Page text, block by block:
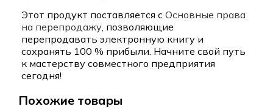
Этот продукт поставляется с Основные права
на перепродажу, позволяющие
перепродавать электронную книгу и
сохранять 100 % прибыли. Начните свой путь
к мастерству совместного предприятия
сегодня!
Похожие товары